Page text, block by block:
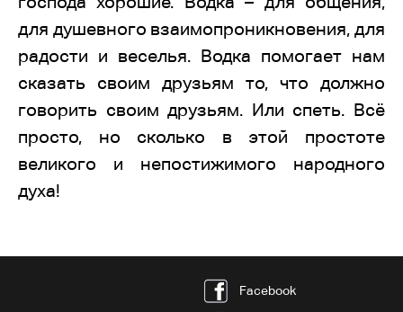
для душевного взаимопроникновения, для
радости и веселья. Водка помогает нам
сказать своим друзьям то, что должно
говорить своим друзьям. Или спеть. Всё
просто, но сколько в этой простоте
великого и непостижимого народного
духа!
Facebook